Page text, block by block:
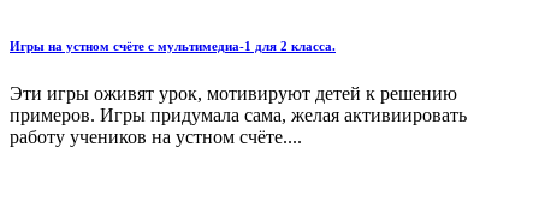
Игры на устном счёте с мультимедиа-1 для 2 класса.
Эти игры оживят урок, мотивируют детей к решению
примеров. Игры придумала сама, желая активиировать
работу учеников на устном счёте....